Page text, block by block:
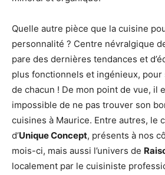
Quelle autre pièce que la cuisine
personnalité ? Centre névralgique
pare des dernières tendances et
plus fonctionnels et ingénieux,
de chacun ! De mon point de vue, il
impossible de ne pas trouver son
cuisines à Maurice. Entre autres, le
d’Unique Concept, présents à nos
mois-ci, mais aussi l’univers de
localement par le cuisiniste